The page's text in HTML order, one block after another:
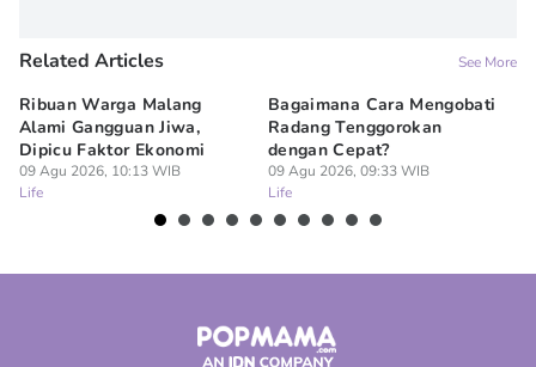
Related Articles See More
Ribuan Warga Malang
Alami Gangguan Jiwa,
Dipicu Faktor Ekonomi
09 Agu 2026, 10:13 WIB
Life
Bagaimana Cara Mengobati
Radang Tenggorokan
dengan Cepat?
09 Agu 2026, 09:33 WIB
Life